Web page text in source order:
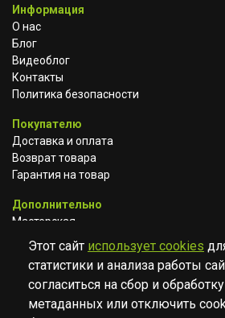
Информация
О нас
Блог
Видеоблог
Контакты
Политика безопасности
Покупателю
Доставка и оплата
Возврат товара
Гарантия на товар
Дополнительно
Мастерская
Сотрудничество
YOUTUBE
Этот сайт использует cookies
статистики и анализа работы
согласиться на сбор и
метаданных или отключить